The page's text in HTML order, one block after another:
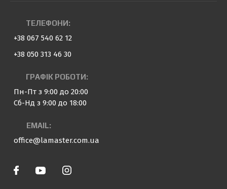
ТЕЛЕФОНИ:
+38 067 540 62 12
+38 050 313 46 30
ГРАФІК РОБОТИ:
Пн-Пт з 9:00 до 20:00
Сб-Нд з 9:00 до 18:00
EMAIL:
office@lamaster.com.ua